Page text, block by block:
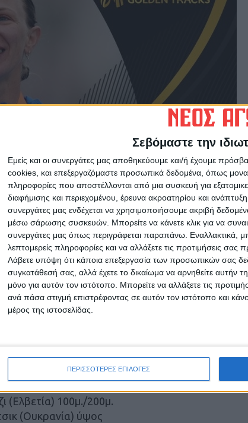
Σεβόμαστε την
Εμείς και οι συνεργάτες μας αποθηκεύουμε και/ή έχουμε
cookies, και επεξεργαζόμαστε προσωπικά δεδομένα, όπως
πληροφορίες που αποστέλλονται από μια συσκευή για
διαφήμισης και περιεχομένου, έρευνα ακροατηρίου και
συνεργάτες μας ενδέχεται να χρησιμοποιήσουμε ακριβή
μέσω σάρωσης συσκευών. Μπορείτε να κάνετε κλικ για να
συνεργάτες μας όπως περιγράφεται παραπάνω. Εναλλακτικά,
λεπτομερείς πληροφορίες και να αλλάξετε τις προτιμήσεις σας
Λάβετε υπόψη ότι κάποια επεξεργασία των προσωπικών σας
συγκατάθεσή σας, αλλά έχετε το δικαίωμα να αρνηθείτε αυτήν
μόνο για αυτόν τον ιστότοπο. Μπορείτε να αλλάξετε τις
ανά πάσα στιγμή επιστρέφοντας σε αυτόν τον ιστότοπο και
μέρος της ιστοσελίδας.
ΠΕΡΙΣΣΟΤΕΡΕΣ ΕΠΙΛΟΓΕΣ
τον τίτλο της καλύτερης αθλήτριας του 2022
(Ελλάδα) 20χλμ./35χλμ. βάδην
800 μ.
400μ./400 μ. εμπ.
(Ελβετία) 100μ./200μ.
(Ουκρανία) ύψος